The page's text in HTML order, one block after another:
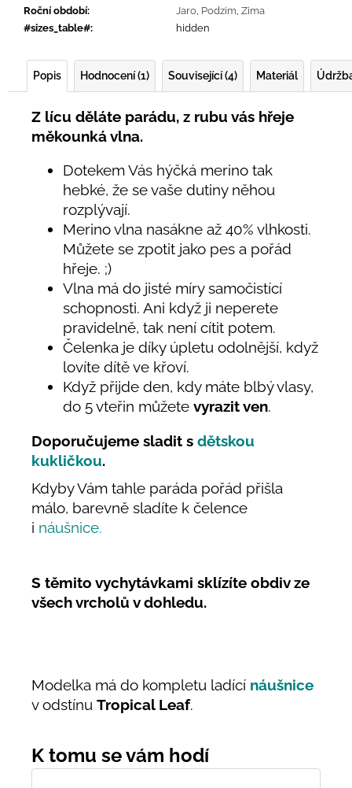
Roční období: Jaro Podzim Zima
#sizes_table#: hidden
Popis Hodnocení (1) Související (4) Materiál
Z lícu děláte parádu, z rubu vás hřeje
měkounká vlna.
Dotekem Vás hýčká merino tak
hebké, že se vaše dutiny něhou
rozplývají.
Merino vlna nasákne až 40% vlhkosti.
Můžete se zpotit jako pes a pořád
hřeje. ;)
Vlna má do jisté míry samočistící
schopnosti. Ani když ji neperete
pravidelně, tak není cítit potem.
Čelenka je díky úpletu odolnější, když
lovíte dítě ve křoví.
Když přijde den, kdy máte blbý vlasy,
do 5 vteřin můžete vyrazit ven.
Doporučujeme sladit s dětskou
kukličkou.
Kdyby Vám tahle paráda pořád přišla
málo, barevně sladíte k čelence
i náušnice.
S těmito vychytávkami sklízíte obdiv ze
všech vrcholů v dohledu.
Modelka má do kompletu ladící náušnice
v odstínu Tropical Leaf.